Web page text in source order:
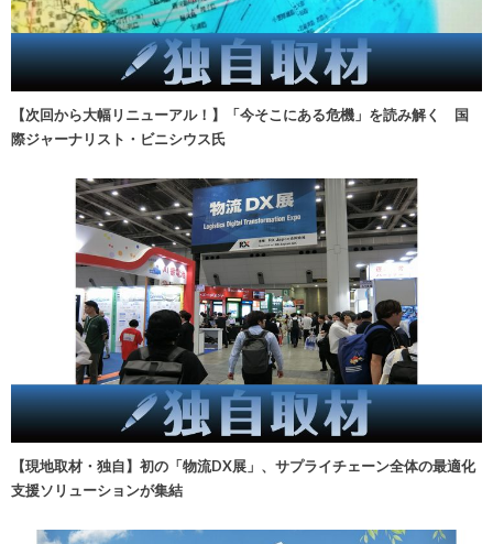
【次回から大幅リニューアル！】「今そこにある危機」を読み解く 国
際ジャーナリスト・ビニシウス氏
【現地取材・独自】初の「物流DX展」、サプライチェーン全体の最適化
支援ソリューションが集結